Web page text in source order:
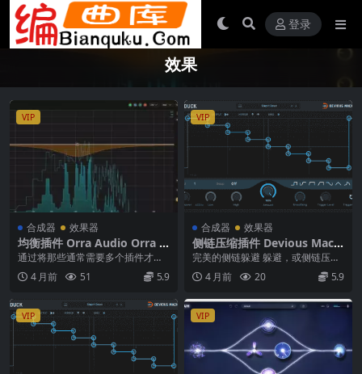
登录
效果
VIP
合成器 效果器
均衡插件 Orra Audio Orra E
Q v1.1.0 WiN
通过将那些通常需要多个插件才能
完成的音频处理步骤整合到同一个
工具中，从而简化你的...
4 月前 51 5.9
VIP
合成器 效果器
侧链压缩插件 Devious Machi
nes Duck v2.0.27 WiN MAC
完美的侧链躲避 躲避，或侧链压
缩，是现代音乐的决定性效果之
一。从经典的房子到现代...
4 月前 20 5.9
VIP VIP